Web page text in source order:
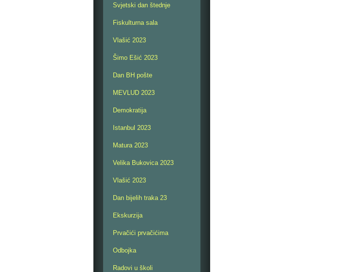
Svjetski dan štednje
Fiskulturna sala
Vlašić 2023
Šimo Ešić 2023
Dan BH pošte
MEVLUD 2023
Demokratija
Istanbul 2023
Matura 2023
Velika Bukovica 2023
Vlašić 2023
Dan bijelih traka 23
Ekskurzija
Prvačići prvačićima
Odbojka
Radovi u školi